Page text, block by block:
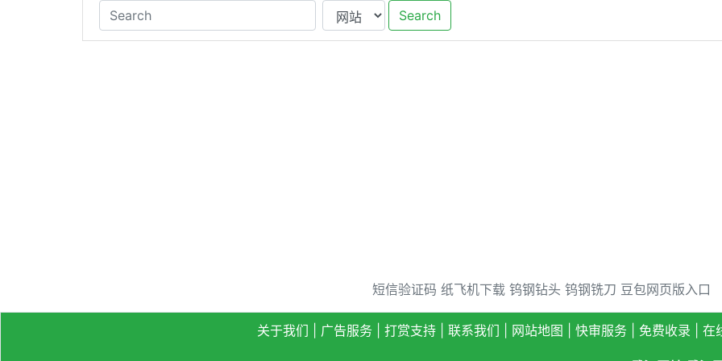
Search
短信验证码 纸飞机下载 钨钢钻头 钨钢铣刀 豆包网页版入口
关于我们 广告服务 打赏支持 联系我们 网站地图 快审服务 免费收录 在